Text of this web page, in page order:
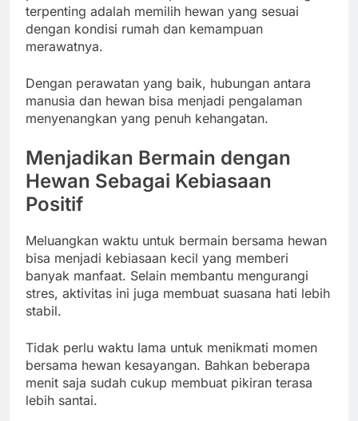
terpenting adalah memilih hewan yang sesuai
dengan kondisi rumah dan kemampuan
merawatnya.
Dengan perawatan yang baik, hubungan antara
manusia dan hewan bisa menjadi pengalaman
menyenangkan yang penuh kehangatan.
Menjadikan Bermain dengan
Hewan Sebagai Kebiasaan
Positif
Meluangkan waktu untuk bermain bersama hewan
bisa menjadi kebiasaan kecil yang memberi
banyak manfaat. Selain membantu mengurangi
stres, aktivitas ini juga membuat suasana hati lebih
stabil.
Tidak perlu waktu lama untuk menikmati momen
bersama hewan kesayangan. Bahkan beberapa
menit saja sudah cukup membuat pikiran terasa
lebih santai.